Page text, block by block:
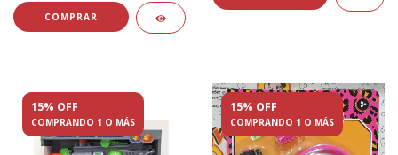
15% OFF
COMPRANDO 1 O MÁS
15% OFF
COMPRANDO 1 O MÁS